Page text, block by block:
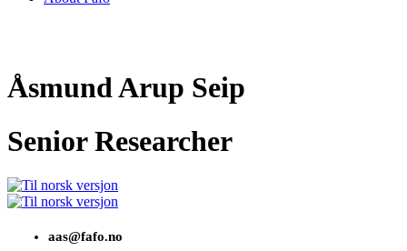
Åsmund Arup Seip
Senior Researcher
aas@fafo.no